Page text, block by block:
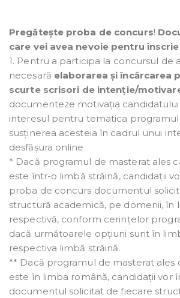
Pregătește proba de concurs!
care vei avea nevoie pentru
1. Pentru a participa la concursul de
necesară elaborarea și încărcarea
scurte scrisori de intenție/
documenteze motivația candidatului
interesul pentru tematica
susținerea acesteia în cadrul unui
desfășura online.
* Dacă programul de masterat ales
este într-o limbă străină, candidații
proba de concurs documentul
structură academică, pe domenii, în
respectivă, conform cerințelor
dacă următoarele opțiuni sunt în
respectiva limbă străină.
** Dacă programul de masterat ales
este în limba română, candidații vor
documentul solicitat de fiecare